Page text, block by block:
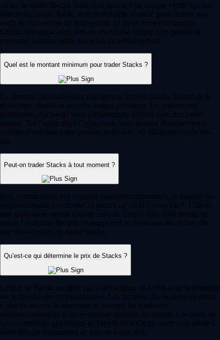
Avant de trader Stacks, vous avez besoin d'un compte vérifié sur une
plateforme crypto fiable, d'un portefeuille sécurisé pour stocker vos
actifs et d'un moyen de financement tel qu'un virement bancaire.
Choisir une application tout-en-un comme Crypto.com permet de
regrouper tous ces outils essentiels au même endroit.
Quel est le montant minimum pour trader Stacks ?
Le montant nécessaire pour commencer à trader Stacks dépend de la
plateforme choisie et de votre budget personnel. De nombreuses
plateformes d'échange vous permettent de débuter avec une petite
somme. Sur l'application Crypto.com, vous pouvez alimenter votre
compte et exécuter votre premier ordre avec un minimum requis très
bas.
Peut-on trader Stacks à tout moment ?
Oui, contrairement aux marchés boursiers traditionnels, le marché des
cryptomonnaies fonctionne 24 heures sur 24 et 7 jours sur 7. Utiliser
une application mobile comme celle de Crypto.com vous permet de
suivre l'évolution des prix en temps réel et d'exécuter des ordres dès
que vous décidez de trader Stacks.
Qu’est-ce qui détermine le prix de Stacks ?
Le prix de Stacks est dicté par la dynamique de l'offre et de la demande
sur le marché des cryptomonnaies. Les facteurs clés incluent les mises
à jour du réseau, le sentiment du marché, les tendances
macroéconomiques et les évolutions globales du secteur. Les outils de
suivi comme les graphiques de l'application Crypto.com vous aident à
surveiller ces fluctuations de prix en temps réel.